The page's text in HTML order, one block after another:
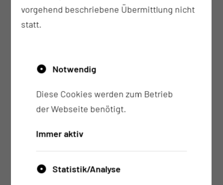
Facharzt für Strahlentherapie
vorgehend beschriebene Übermittlung nicht
statt.
Notwendig
Diese Cookies werden zum Betrieb
der Webseite benötigt.
Immer aktiv
Statistik/Analyse